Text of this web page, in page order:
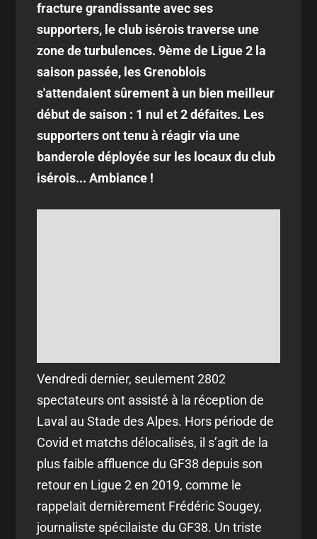
fracture grandissante avec ses
supporters, le club isérois traverse une
zone de turbulences. 9ème de Ligue 2 la
saison passée, les Grenoblois
s'attendaient sûrement à un bien meilleur
début de saison : 1 nul et 2 défaites. Les
supporters ont tenu à réagir via une
banderole déployée sur les locaux du club
isérois... Ambiance !
Vendredi dernier, seulement 2802
spectateurs ont assisté à la réception de
Laval au Stade des Alpes. Hors période de
Covid et matchs délocalisés, il s’agit de la
plus faible affluence du GF38 depuis son
retour en Ligue 2 en 2019, comme le
rappelait dernièrement Frédéric Sougey,
journaliste spécilaiste du GF38. Un triste